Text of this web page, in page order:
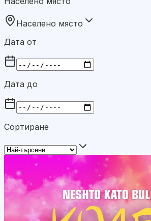
Населено място
Дата от
Дата до
Сортиране